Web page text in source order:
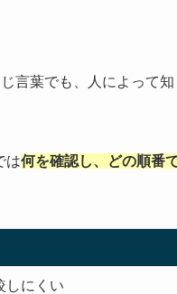
言葉でも、人によって知
は何を確認し、どの順番
しにくい